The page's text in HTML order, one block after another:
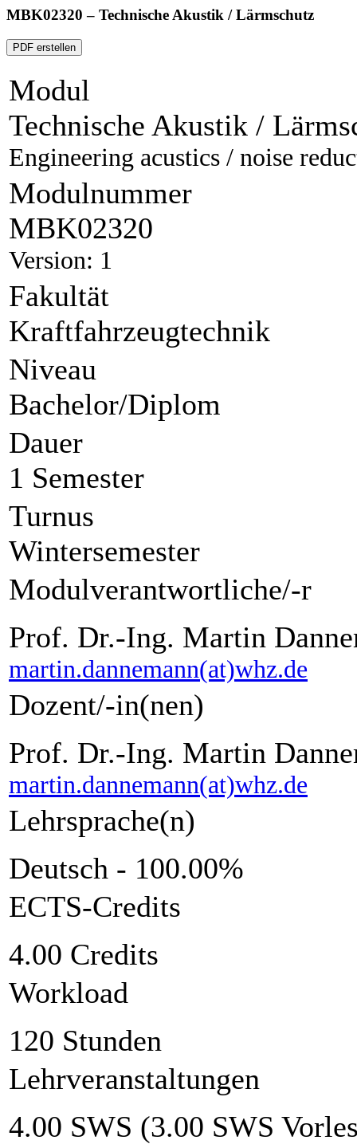
MBK02320 – Technische Akustik / Lärmschutz
PDF erstellen
Modul
Technische Akustik /
Engineering acustics / noise
Modulnummer
MBK02320
Version: 1
Fakultät
Kraftfahrzeugtechnik
Niveau
Bachelor/Diplom
Dauer
1 Semester
Turnus
Wintersemester
Modulverantwortliche/-r
Prof. Dr.-Ing. Martin
martin.dannemann(at)whz.de
Dozent/-in(nen)
Prof. Dr.-Ing. Martin
martin.dannemann(at)whz.de
Lehrsprache(n)
Deutsch - 100.00%
ECTS-Credits
4.00 Credits
Workload
120 Stunden
Lehrveranstaltungen
4.00 SWS (3.00 SWS